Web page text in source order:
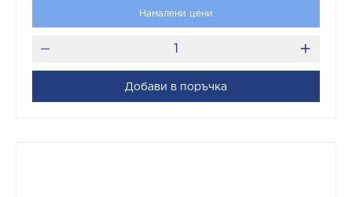
Намалени цени
Добави в поръчка